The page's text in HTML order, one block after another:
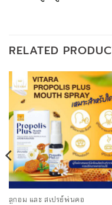
RELATED
ลูกอม และ สเปรย์พ่นคอ